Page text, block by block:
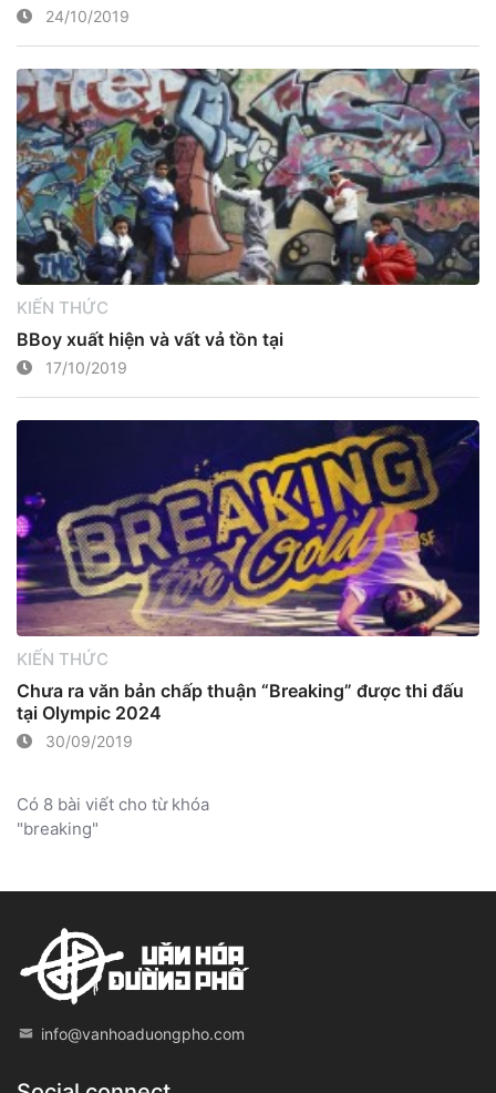
24/10/2019
KIẾN THỨC
BBoy xuất hiện và vất vả tồn tại
17/10/2019
KIẾN THỨC
Chưa ra văn bản chấp thuận “Breaking” được thi đấu
tại Olympic 2024
30/09/2019
Có 8 bài viết cho từ khóa
"breaking"
info@vanhoaduongpho.com